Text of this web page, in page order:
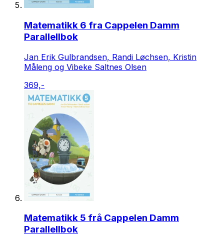
Matematikk 6 fra Cappelen Damm
Parallellbok
Jan Erik Gulbrandsen, Randi Løchsen, Kristin
Måleng og Vibeke Saltnes Olsen
369,-
Matematikk 5 frå Cappelen Damm
Parallellbok